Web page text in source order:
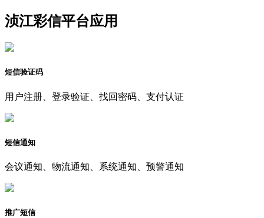
浈江彩信平台应用
短信验证码
用户注册、登录验证、找回密码、支付认证
短信通知
会议通知、物流通知、系统通知、预警通知
推广短信